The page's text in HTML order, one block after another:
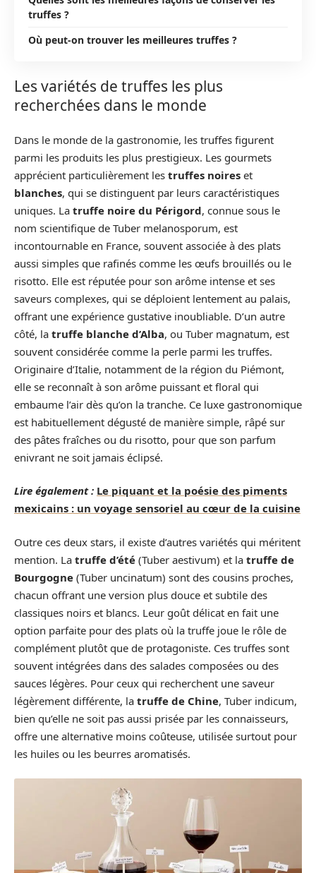
truffes ?
Où peut-on trouver les meilleures truffes ?
Les variétés de truffes les plus
recherchées dans le monde
Dans le monde de la gastronomie, les truffes figurent
parmi les produits les plus prestigieux. Les gourmets
apprécient particulièrement les truffes noires et
blanches, qui se distinguent par leurs caractéristiques
uniques. La truffe noire du Périgord, connue sous le
nom scientifique de Tuber melanosporum, est
incontournable en France, souvent associée à des plats
aussi simples que rafinés comme les œufs brouillés ou le
risotto. Elle est réputée pour son arôme intense et ses
saveurs complexes, qui se déploient lentement au palais,
offrant une expérience gustative inoubliable. D’un autre
côté, la truffe blanche d’Alba, ou Tuber magnatum, est
souvent considérée comme la perle parmi les truffes.
Originaire d’Italie, notamment de la région du Piémont,
elle se reconnaît à son arôme puissant et floral qui
embaume l’air dès qu’on la tranche. Ce luxe gastronomique
est habituellement dégusté de manière simple, râpé sur
des pâtes fraîches ou du risotto, pour que son parfum
enivrant ne soit jamais éclipsé.
Lire également : Le piquant et la poésie des piments
mexicains : un voyage sensoriel au cœur de la cuisine
Outre ces deux stars, il existe d’autres variétés qui méritent
mention. La truffe d’été (Tuber aestivum) et la truffe de
Bourgogne (Tuber uncinatum) sont des cousins proches,
chacun offrant une version plus douce et subtile des
classiques noirs et blancs. Leur goût délicat en fait une
option parfaite pour des plats où la truffe joue le rôle de
complément plutôt que de protagoniste. Ces truffes sont
souvent intégrées dans des salades composées ou des
sauces légères. Pour ceux qui recherchent une saveur
légèrement différente, la truffe de Chine, Tuber indicum,
bien qu’elle ne soit pas aussi prisée par les connaisseurs,
offre une alternative moins coûteuse, utilisée surtout pour
les huiles ou les beurres aromatisés.